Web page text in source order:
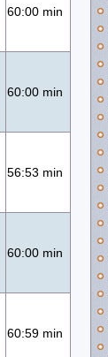
60:00 min
60:00 min
56:53 min
60:00 min
60:59 min